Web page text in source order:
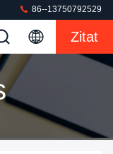
86--13750792529
Zitat